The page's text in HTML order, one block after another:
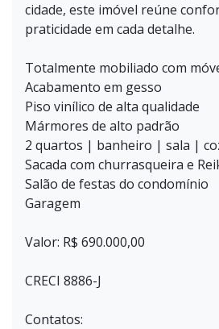
cidade, este imóvel reúne
praticidade em cada detalhe.
Totalmente mobiliado com
Acabamento em gesso
Piso vinílico de alta qualidade
Mármores de alto padrão
2 quartos | banheiro | sala |
Sacada com churrasqueira e
Salão de festas do condomínio
Garagem
Valor: R$ 690.000,00
CRECI 8886-J
Contatos: